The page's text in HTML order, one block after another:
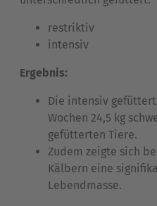
restriktiv
intensiv
Ergebnis:
Die intensiv
Wochen 24,5 kg
gefütterten Tiere.
Zudem zeigte sich
Kälbern eine
Lebendmasse.